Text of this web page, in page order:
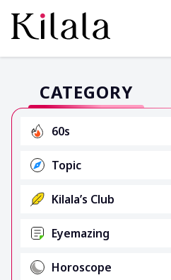
CATEGORY
60s
Topic
Kilala’s Club
Eyemazing
Horoscope